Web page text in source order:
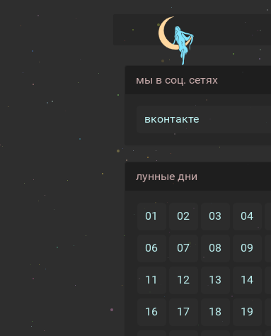
мы в соц. сетях
вконтакте
лунные дни
01 02 03 04
06 07 08 09
11 12 13 14
16 17 18 19